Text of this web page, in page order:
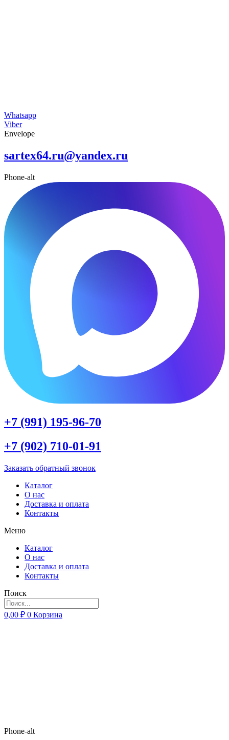
Whatsapp
Viber
Envelope
sartex64.ru@yandex.ru
Phone-alt
+7 (991) 195-96-70
+7 (902) 710-01-91
Заказать обратный звонок
Каталог
О нас
Доставка и оплата
Контакты
Меню
Каталог
О нас
Доставка и оплата
Контакты
Поиск
0,00 ₽ 0 Корзина
Phone-alt